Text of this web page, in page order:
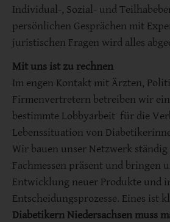
Individual-, Sozial- und
persönlichen Gesprächen mit
juristischen Fragen wird alles
Mit uns ist zu rechnen
Im engen Kontakt mit Ärzten,
Firmenvertretern betreiben wir
bestimmte Lobbyarbeit für die
Lebenssituation von
Wir bauen unser Netzwerk ständig
Fachmessen präsent und bringen
Entwicklung neuer Produkte und
Entscheidungsprozesse. Eines ist
Diabetikern Niedersachsen muss